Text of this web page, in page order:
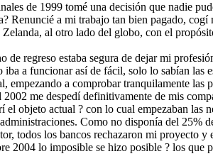
de 1999 tomé una decisión que nadie
Renuncié a mi trabajo tan bien pagado, cogí
Zelanda, al otro lado del globo, con el
de regreso estaba segura de dejar mi
iba a funcionar así de fácil, solo lo sabían las
empezando a comprobar tranquilamente las
me despedí definitivamente de mis
el objeto actual ? con lo cual empezaban las
Como no disponía del 25%
todos los bancos rechazaron mi proyecto
2004 lo imposible se hizo posible ? los que